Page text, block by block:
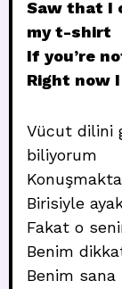
Saw that I
my t-shirt
If you’re
Right now
Vücut dilini
biliyorum
Birisiyle
Fakat o
Benim
Benim